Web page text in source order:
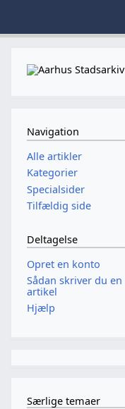
Navigation
Alle artikler
Kategorier
Specialsider
Tilfældig side
Deltagelse
Opret en konto
Sådan skriver du en
artikel
Hjælp
Særlige temaer